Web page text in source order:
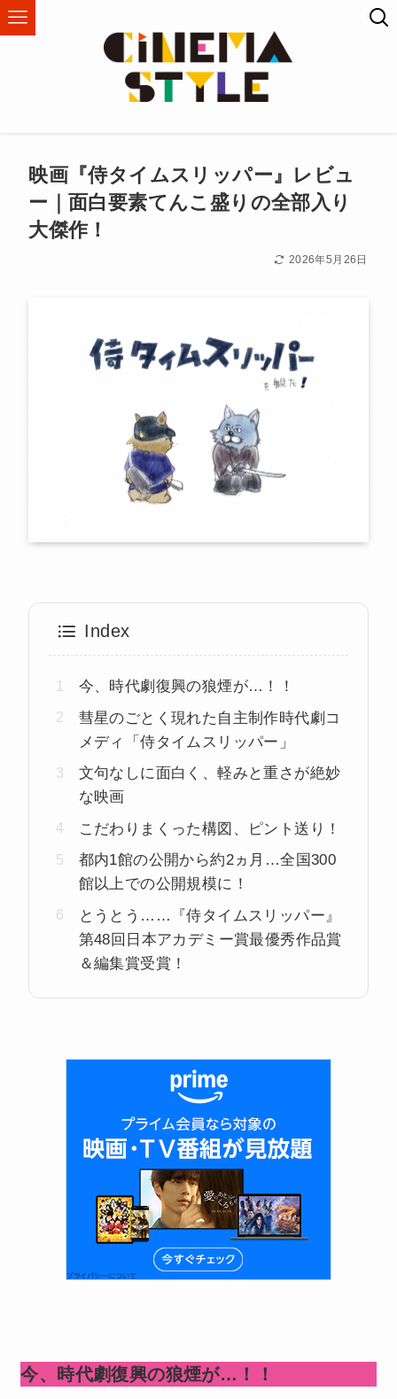
映画『侍タイムスリッパー』レビュ
ー｜面白要素てんこ盛りの全部入り
大傑作！
2026年5月26日
Index
今、時代劇復興の狼煙が…！！
彗星のごとく現れた自主制作時代劇コ
メディ「侍タイムスリッパー」
文句なしに面白く、軽みと重さが絶妙
な映画
こだわりまくった構図、ピント送り！
都内1館の公開から約2ヵ月…全国300
館以上での公開規模に！
とうとう……『侍タイムスリッパー』
第48回日本アカデミー賞最優秀作品賞
＆編集賞受賞！
今、時代劇復興の狼煙が…！！